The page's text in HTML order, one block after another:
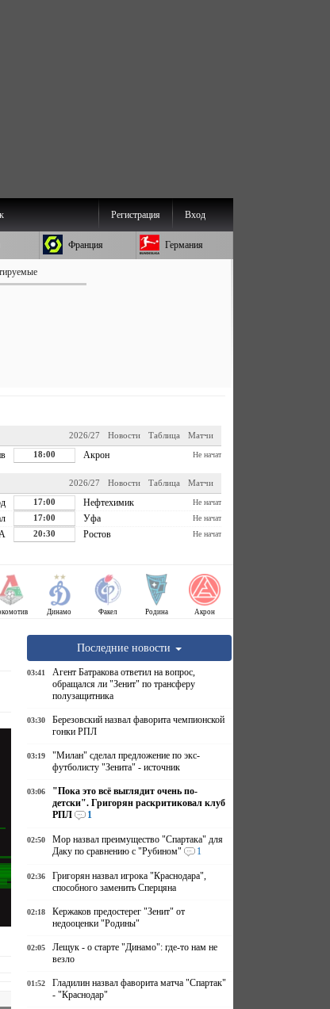
Вход
Регистрация
Франция Германия
Матчи
Таблица
Новости
2026/27
18:00 Акрон Не начат
Матчи
Таблица
Новости
2026/27
17:00 Нефтехимик Не начат
17:00 Уфа Не начат
20:30 Ростов Не начат
Динамо Факел Родина Акрон
Последние новости
03:41
Агент Батракова ответил на вопрос,
обращался ли "Зенит" по трансферу
полузащитника
03:30
Березовский назвал фаворита чемпионской
гонки РПЛ
03:19
"Милан" сделал предложение по экс-
футболисту "Зенита" - источник
03:06
"Пока это всё выглядит очень по-
детски". Григорян раскритиковал клуб
РПЛ
1
02:50
Мор назвал преимущество "Спартака" для
Даку по сравнению с "Рубином"
1
02:36
Григорян назвал игрока "Краснодара",
способного заменить Сперцяна
02:18
Кержаков предостерег "Зенит" от
недооценки "Родины"
02:05
Лещук - о старте "Динамо": где-то нам не
везло
01:52
Гладилин назвал фаворита матча "Спартак"
- "Краснодар"